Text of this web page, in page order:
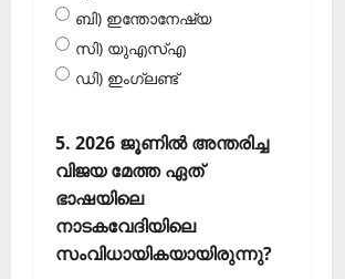
ബി) ഇന്തോനേഷ്യ
സി) യുഎസ്എ
ഡി) ഇംഗ്ലണ്ട്‌
5. 2026 ജൂണില്‍ അന്തരിച്ച
വിജയ മേത്ത ഏത്
ഭാഷയിലെ
നാടകവേദിയിലെ
സംവിധായികയായിരുന്നു?